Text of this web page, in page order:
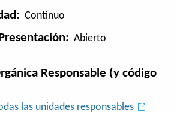
Continuo
Abierto
Responsable (y código
las unidades responsables